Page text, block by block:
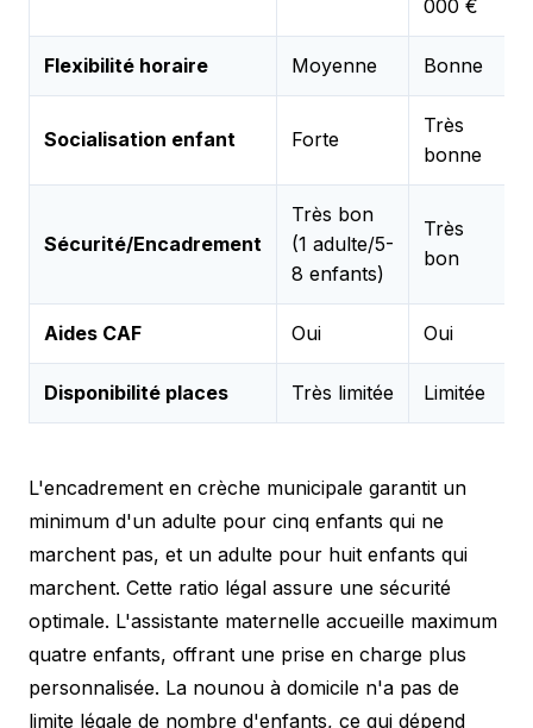
000 €
Flexibilité horaire Moyenne Bonne
Socialisation enfant Forte
Très
bonne
Sécurité/Encadrement
Très bon
(1 adulte/5-
8 enfants)
Très
bon
Aides CAF Oui Oui
Disponibilité places Très limitée Limitée
L'encadrement en crèche municipale garantit un
minimum d'un adulte pour cinq enfants qui ne
marchent pas, et un adulte pour huit enfants qui
marchent. Cette ratio légal assure une sécurité
optimale. L'assistante maternelle accueille maximum
quatre enfants, offrant une prise en charge plus
personnalisée. La nounou à domicile n'a pas de
limite légale de nombre d'enfants, ce qui dépend